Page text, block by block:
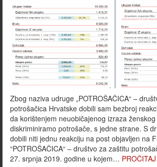
Zbog naziva udruge „POTROŠAČICA“ –
potrošačica Hrvatske dobili sam bezbroj
da korištenjem neuobičajenog izraza ženskog
diskriminiramo potrošače, s jedne strane. S
dobili niti jednu reakciju na post objavljen na
“POTROŠAČICA“ – društvo za zaštitu
27. srpnja 2019. godine u kojem…